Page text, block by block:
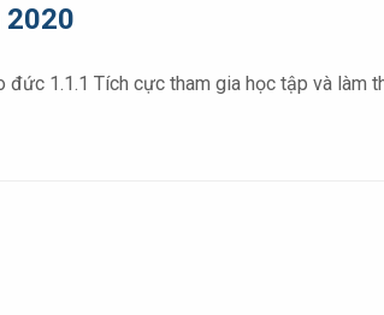
2020
đức 1.1.1 Tích cực tham gia học tập và